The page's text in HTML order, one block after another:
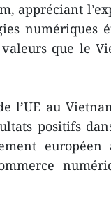
appréciant
numériques
que le
l’UE au
positifs